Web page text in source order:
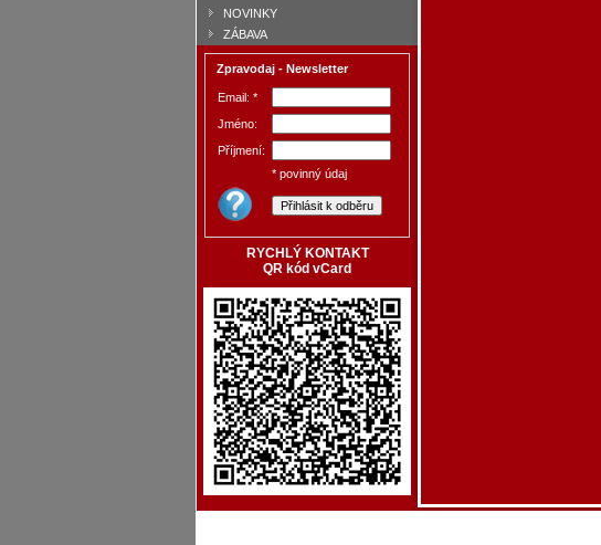
NOVINKY
ZÁBAVA
Zpravodaj - Newsletter
Email: *
Jméno:
Příjmení:
* povinný údaj
RYCHLÝ KONTAKT
QR kód vCard